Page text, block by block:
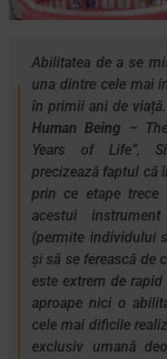
Abilitatea de a se
una dintre cele mai
în primii ani de viață.
Human Being –
Years of Life”,
precizează faptul că
prin ce etape
acestui
(permite individului
și să se ferească de
este extrem de
aproape nici o
cele mai dificile
exclusiv umană